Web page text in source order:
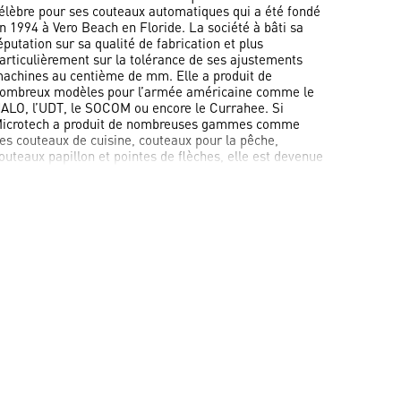
pour ses couteaux automatiques qui a été fondé
1994 à Vero Beach en Floride. La société à bâti sa
sur sa qualité de fabrication et plus
sur la tolérance de ses ajustements
au centième de mm. Elle a produit de
modèles pour l’armée américaine comme le
l’UDT, le SOCOM ou encore le Currahee. Si
a produit de nombreuses gammes comme
couteaux de cuisine, couteaux pour la pêche,
papillon et pointes de flèches, elle est devenue